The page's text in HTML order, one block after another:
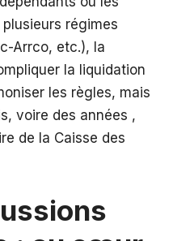
régimes
Arrco, etc.), la
la liquidation
les règles, mais
voire des années ,
de la Caisse des